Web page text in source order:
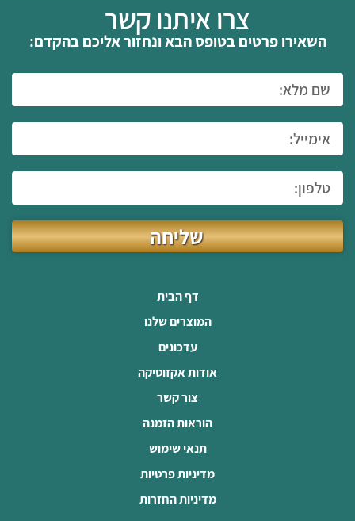
צרו איתנו קשר
השאירו פרטים בטופס הבא ונחזור אליכם בהקדם:
שליחה
דף הבית
המוצרים שלנו
עדכונים
אודות אקזוטיקה
צור קשר
הוראות הזמנה
תנאי שימוש
מדיניות פרטיות
מדיניות החזרות